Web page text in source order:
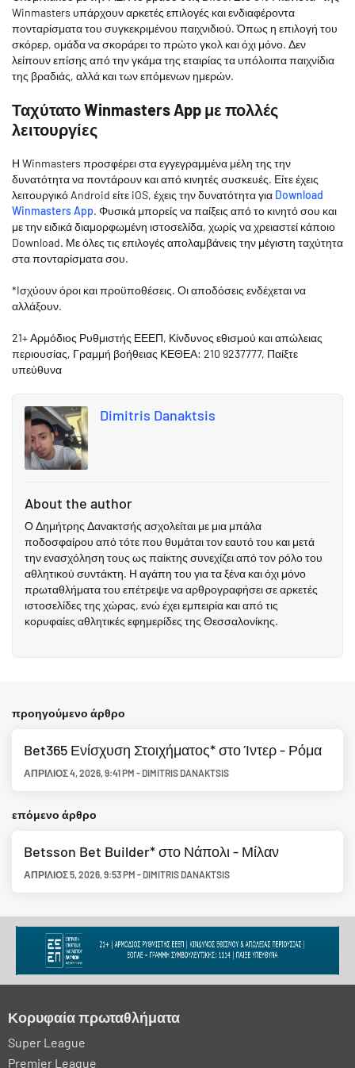
Winmasters υπάρχουν αρκετές επιλογές και ενδιαφέροντα
πονταρίσματα του συγκεκριμένου παιχνιδιού. Όπως η επιλογή του
σκόρερ, ομάδα να σκοράρει το πρώτο γκολ και όχι μόνο. Δεν
λείπουν επίσης από την γκάμα της εταιρίας τα υπόλοιπα παιχνίδια
της βραδιάς, αλλά και των επόμενων ημερών.
Ταχύτατο Winmasters App με πολλές
λειτουργίες
Η Winmasters προσφέρει στα εγγεγραμμένα μέλη της την
δυνατότητα να ποντάρουν και από κινητές συσκευές. Είτε έχεις
λειτουργικό Android είτε iOS, έχεις την δυνατότητα για Download
Winmasters App. Φυσικά μπορείς να παίξεις από το κινητό σου και
με την ειδικά διαμορφωμένη ιστοσελίδα, χωρίς να χρειαστεί κάποιο
Download. Με όλες τις επιλογές απολαμβάνεις την μέγιστη ταχύτητα
στα πονταρίσματα σου.
*Iσχύουν όροι και προϋποθέσεις. Οι αποδόσεις ενδέχεται να
αλλάξουν.
21+ Αρμόδιος Ρυθμιστής ΕΕΕΠ, Κίνδυνος εθισμού και απώλειας
περιουσίας, Γραμμή βοήθειας ΚΕΘΕΑ: 210 9237777, Παίξτε
υπεύθυνα
Dimitris Danaktsis
About the author
Ο Δημήτρης Δανακτσής ασχολείται με μια μπάλα
ποδοσφαίρου από τότε που θυμάται τον εαυτό του και μετά
την ενασχόληση τους ως παίκτης συνεχίζει από τον ρόλο του
αθλητικού συντάκτη. Η αγάπη του για τα ξένα και όχι μόνο
πρωταθλήματα του επέτρεψε να αρθρογραφήσει σε αρκετές
ιστοσελίδες της χώρας, ενώ έχει εμπειρία και από τις
κορυφαίες αθλητικές εφημερίδες της Θεσσαλονίκης.
προηγούμενο άρθρο
Bet365 Ενίσχυση Στοιχήματος* στο Ίντερ - Ρόμα
ΑΠΡΊΛΙΟΣ 4, 2026,9:41 PM - DIMITRIS DANAKTSIS
επόμενο άρθρο
Betsson Bet Builder* στο Νάπολι - Μίλαν
ΑΠΡΊΛΙΟΣ 5, 2026,9:53 PM - DIMITRIS DANAKTSIS
Κορυφαία πρωταθλήματα
Super League
Premier League